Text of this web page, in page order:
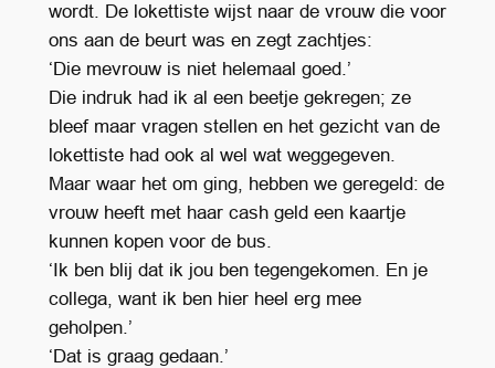
wordt. De lokettiste wijst naar de vrouw die voor
ons aan de beurt was en zegt zachtjes:
‘Die mevrouw is niet helemaal goed.’
Die indruk had ik al een beetje gekregen; ze
bleef maar vragen stellen en het gezicht van de
lokettiste had ook al wel wat weggegeven.
Maar waar het om ging, hebben we geregeld: de
vrouw heeft met haar cash geld een kaartje
kunnen kopen voor de bus.
‘Ik ben blij dat ik jou ben tegengekomen. En je
collega, want ik ben hier heel erg mee
geholpen.’
‘Dat is graag gedaan.’